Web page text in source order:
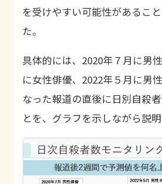
を受けやすい可能性があるこ
た。
具体的には、2020年７月に男
に女性俳優、2022年５月に男
なった報道の直後に日別自殺
とを、グラフを示しながら説明